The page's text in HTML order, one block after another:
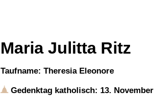
Maria Julitta Ritz
Taufname: Theresia Eleonore
Gedenktag katholisch: 13. November